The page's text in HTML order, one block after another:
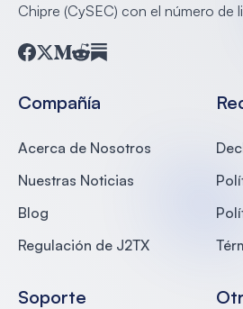
Chipre (CySEC) con el número
Compañía
Acerca de Nosotros
Nuestras Noticias
Blog
Regulación de J2TX
Soporte